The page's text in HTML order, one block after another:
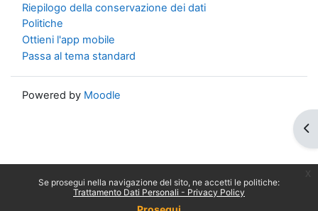
Se prosegui nella navigazione del sito, ne accetti le politiche:
Trattamento Dati Personali - Privacy Policy
Riepilogo della conservazione dei dati
Politiche
Ottieni l'app mobile
Passa al tema standard
Powered by Moodle